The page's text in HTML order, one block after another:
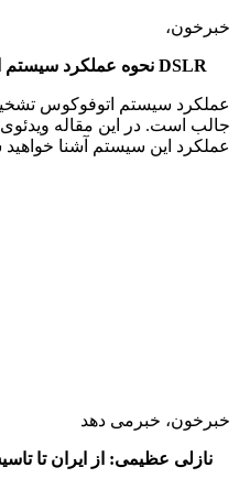
خبرخون،
نحوه‌ عملکرد سیستم اتوفوکوس تشخیص فاز دوربین‌های DSLR
جالب است. در این مقاله
عملکرد این سیستم آشنا
خبرخون، خبرمی دهد